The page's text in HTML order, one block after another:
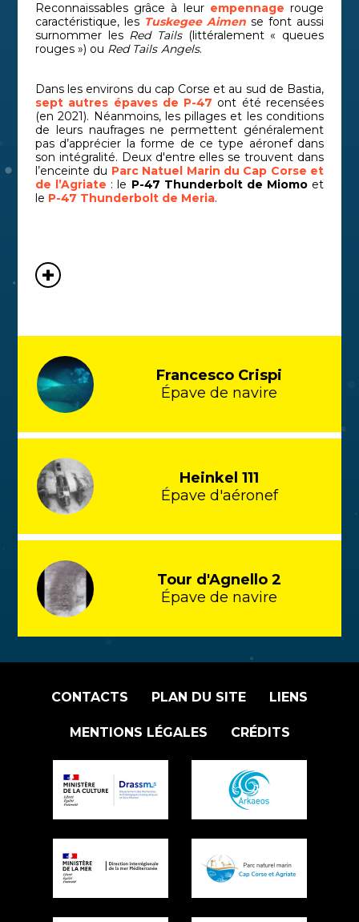
Reconnaissables grâce à leur empennagerouge
caractéristique, les Tuskegee Aimen se font aussi
surnommer les Red Tails(littéralement « queues
rouges ») ou Red Tails Angels.
Dans les environs du cap Corse et au sud de Bastia,
sept autres épaves de P-47 ont été recensées
(en 2021). Néanmoins, les pillages et les conditions
de leurs naufrages ne permettent généralement
pas d’apprécier la forme de ce type aéronef dans
son intégralité. Deux d'entre elles se trouvent dans
l’enceinte du Parc Natuel Marin du Cap Corse et
de l’Agriate : le P-47 Thunderbolt de Miomoet
le P-47 Thunderbolt de Meria.
Francesco Crispi
Épave de navire
Heinkel 111
Épave d'aéronef
Tour d'Agnello 2
Épave de navire
CONTACTS PLAN DU SITE LIENS
MENTIONS LÉGALES CRÉDITS